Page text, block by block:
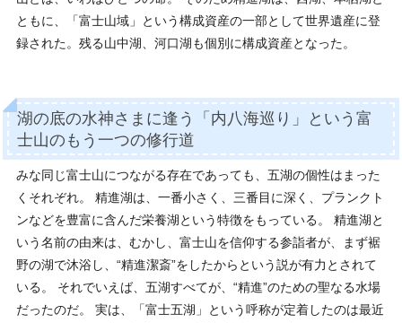
ともに、「富士山域」という構成資産の一部として世界遺産に登
録された。残る山中湖、河口湖も個別に構成資産となった。
湖の底の水神さまに逢う「内八海巡り」という富
士山のもう一つの修行道
みな同じ富士山につながる存在であっても、五湖の個性はまった
くそれぞれ。 精進湖は、一番小さく、三番目に深く、プランクト
ンなどを豊富に含んだ栄養湖という特徴をもっている。 精進湖と
いう名前の由来は、むかし、富士山を信仰する参詣者が、まず裾
野の湖で沐浴し、“精進潔斎”をしたからという説が有力とされて
いる。 それでいえば、五湖すべてが、“精進”のための聖なる水場
だったのだ。 実は、「富士五湖」という呼称が定着したのは最近